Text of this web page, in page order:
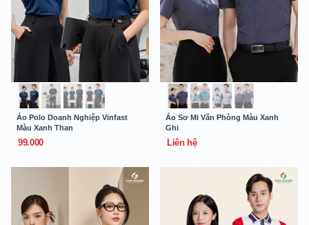
Áo Polo Doanh Nghiệp Vinfast
Màu Xanh Than
99.000
Áo Sơ Mi Văn Phòng Màu Xanh
Ghi
Liên hệ